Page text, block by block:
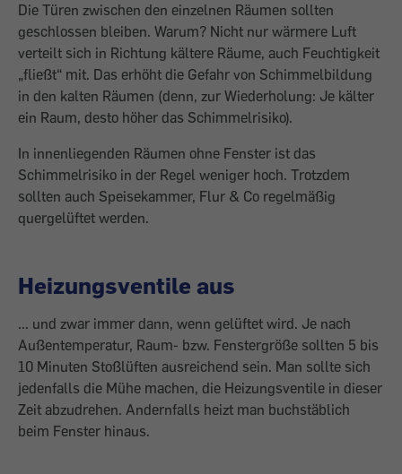
Die Türen zwischen den einzelnen Räumen sollten
geschlossen bleiben. Warum? Nicht nur wärmere Luft
verteilt sich in Richtung kältere Räume, auch Feuchtigkeit
„fließt“ mit. Das erhöht die Gefahr von Schimmelbildung
in den kalten Räumen (denn, zur Wiederholung: Je kälter
ein Raum, desto höher das Schimmelrisiko).
In innenliegenden Räumen ohne Fenster ist das
Schimmelrisiko in der Regel weniger hoch. Trotzdem
sollten auch Speisekammer, Flur & Co regelmäßig
quergelüftet werden.
Heizungsventile aus
... und zwar immer dann, wenn gelüftet wird. Je nach
Außentemperatur, Raum- bzw. Fenstergröße sollten 5 bis
10 Minuten Stoßlüften ausreichend sein. Man sollte sich
jedenfalls die Mühe machen, die Heizungsventile in dieser
Zeit abzudrehen. Andernfalls heizt man buchstäblich
beim Fenster hinaus.